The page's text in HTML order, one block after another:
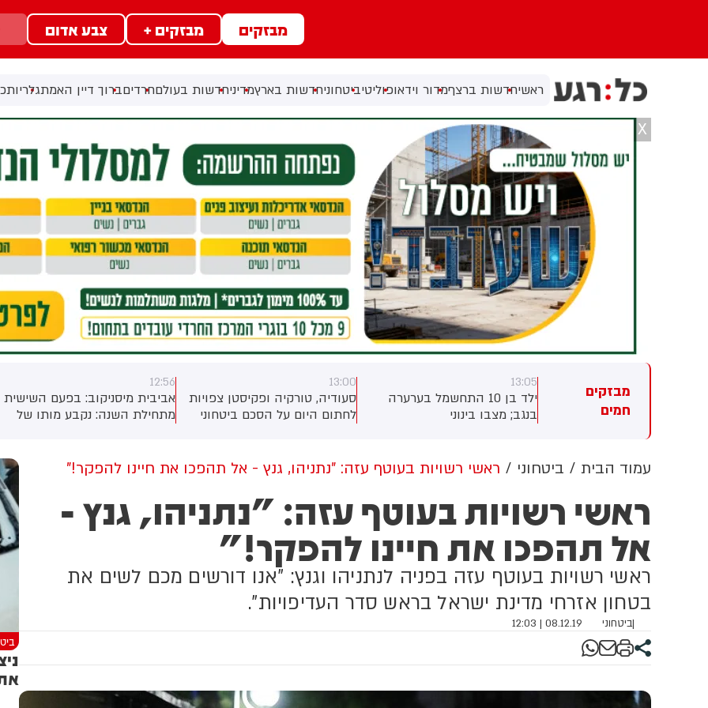
מבזקים מבזקים + צבע אדום
ראשיחדשות ברצףמדור וידאופוליטיביטחוניחדשות בארץמדיניחדשות בעולםחרדיםברוך דיין האמתגלריות
X
מבזקים
חמים
גורם ביטחוני טורקי, ההסכם
להיחתם בסעודיה במהלך
בין יורש העצר מוחמד בן
וראש ממשלת פקיסטן,
13:05
ילד בן 10 התחשמל בערערה
בנגב; מצבו בינוני
13:00
סעודיה, טורקיה ופקיסטן צפויות
לחתום היום על הסכם ביטחוני
ובפקיסטן. לפי גורם ביטחוני
טורקי, ההסכם צפוי להיחתם
בסעודיה במהלך פגישה בין יורש
העצר מוחמד בן סלמאן, נשיא
טורקיה, רג'פ טאיפ ארדואן וראש
ממשלת פקיסטן, שהבז שריף.
12:56
אביבית מיסניקוב: בפעם השישית
מתחילת השנה: נקבע מותו של
עמוד הבית ביטחוני ראשי רשויות בעוטף עזה: "נתניהו, גנץ - אל תהפכו את חיינו להפקר!"
ראשי רשויות בעוטף עזה: "נתניהו, גנץ -
אל תהפכו את חיינו להפקר!"
ראשי רשויות בעוטף עזה בפניה לנתניהו וגנץ: "אנו דורשים מכם לשים את
בטחון אזרחי מדינת ישראל בראש סדר העדיפויות".
|ביטחוני 08.12.19 | 12:03